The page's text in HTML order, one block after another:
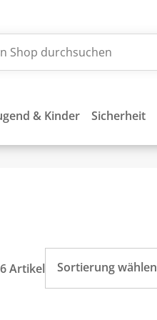
& Kinder Sicherheit
6 Artikel Sortierung wählen